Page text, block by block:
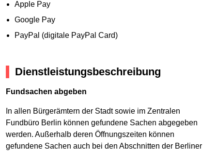
Apple Pay
Google Pay
PayPal (digitale PayPal Card)
Dienstleistungsbeschreibung
Fundsachen abgeben
In allen Bürgerämtern der Stadt sowie im Zentralen
Fundbüro Berlin können gefundene Sachen abgegeben
werden. Außerhalb deren Öffnungszeiten können
gefundene Sachen auch bei den Abschnitten der Berliner